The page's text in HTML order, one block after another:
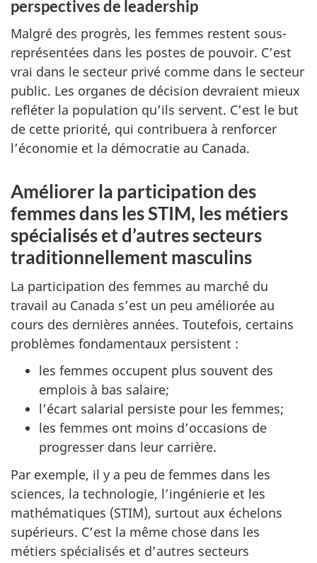
perspectives de leadership
Malgré des progrès, les femmes restent sous-
représentées dans les postes de pouvoir. C’est
vrai dans le secteur privé comme dans le secteur
public. Les organes de décision devraient mieux
refléter la population qu’ils servent. C’est le but
de cette priorité, qui contribuera à renforcer
l’économie et la démocratie au Canada.
Améliorer la participation des
femmes dans les STIM, les métiers
spécialisés et d’autres secteurs
traditionnellement masculins
La participation des femmes au marché du
travail au Canada s’est un peu améliorée au
cours des dernières années. Toutefois, certains
problèmes fondamentaux persistent :
les femmes occupent plus souvent des
emplois à bas salaire;
l’écart salarial persiste pour les femmes;
les femmes ont moins d’occasions de
progresser dans leur carrière.
Par exemple, il y a peu de femmes dans les
sciences, la technologie, l’ingénierie et les
mathématiques (STIM), surtout aux échelons
supérieurs. C’est la même chose dans les
métiers spécialisés et d’autres secteurs